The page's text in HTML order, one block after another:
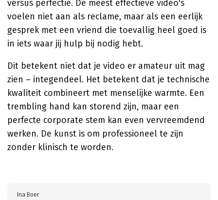
versus perfectie. De meest effectieve video's
voelen niet aan als reclame, maar als een eerlijk
gesprek met een vriend die toevallig heel goed is
in iets waar jij hulp bij nodig hebt.
Dit betekent niet dat je video er amateur uit mag
zien – integendeel. Het betekent dat je technische
kwaliteit combineert met menselijke warmte. Een
trembling hand kan storend zijn, maar een
perfecte corporate stem kan even vervreemdend
werken. De kunst is om professioneel te zijn
zonder klinisch te worden.
Ina Boer